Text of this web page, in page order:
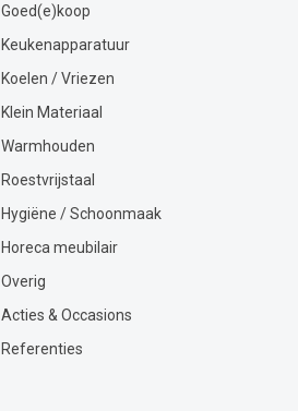
Goed(e)koop
Keukenapparatuur
Koelen / Vriezen
Klein Materiaal
Warmhouden
Roestvrijstaal
Hygiëne / Schoonmaak
Horeca meubilair
Overig
Acties & Occasions
Referenties